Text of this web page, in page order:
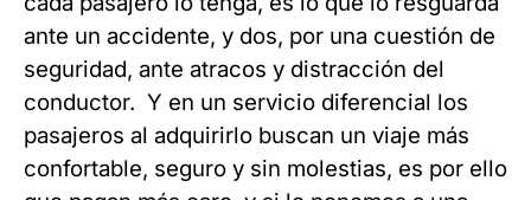
ante un accidente, y dos, por una cuestión de
seguridad, ante atracos y distracción del
conductor. Y en un servicio diferencial los
pasajeros al adquirirlo buscan un viaje más
confortable, seguro y sin molestias, es por ello